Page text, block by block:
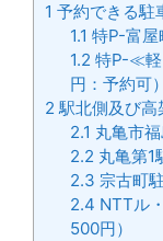
1 予約できる駐
1.1 特P-富屋
1.2 特P-≪軽
円：予約可）
2 駅北側及び高
2.1 丸亀市
2.2 丸亀第1
2.3 宗古町
2.4 NTTル
500円）